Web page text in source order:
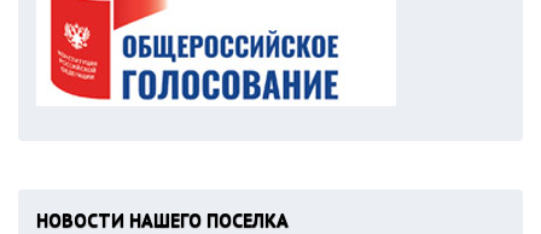
НОВОСТИ НАШЕГО ПОСЕЛКА